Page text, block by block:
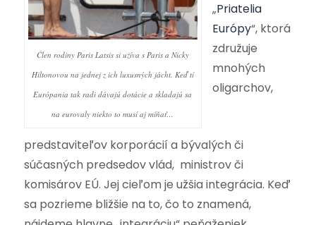
Člen rodiny Paris Latsis si užíva s Paris a Nicky
Hiltonovou na jednej z ich luxusných jácht. Keď tí
Európania tak radi dávajú dotácie a skladajú sa
na eurovaly niekto to musí aj míňať…
„Priatelia
Európy“, ktorá
združuje
mnohých
oligarchov,
predstaviteľov korporácií a bývalých či
súčasných predsedov vlád, ministrov či
komisárov EÚ. Jej cieľom je užšia integrácia. Keď
sa pozrieme bližšie na to, čo to znamená,